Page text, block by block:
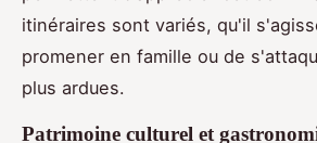
itinéraires sont variés, qu'il
promener en famille ou de
plus ardues.
Patrimoine culturel et